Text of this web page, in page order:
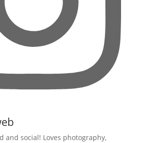
and social! Loves photography,